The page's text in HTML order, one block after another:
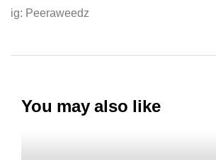
ig: Peeraweedz
You may also like